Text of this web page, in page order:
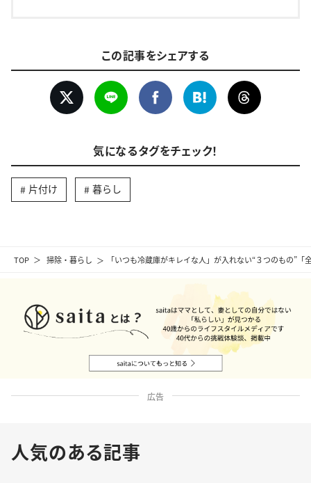
TOP 掃除・暮らし 「いつも冷蔵庫がキレイな人」が入れない“３つのもの”
この記事をシェアする
気になるタグをチェック！
片付け 暮らし
広告
人気のある記事